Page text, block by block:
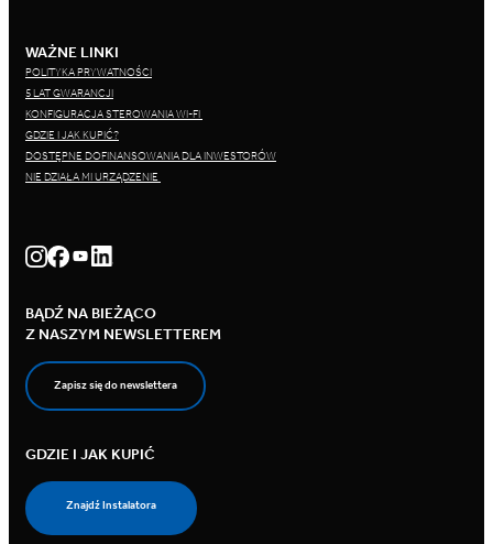
WAŻNE LINKI
POLITYKA PRYWATNOŚCI
5 LAT GWARANCJI
KONFIGURACJA STEROWANIA WI-FI
GDZIE I JAK KUPIĆ?
DOSTĘPNE DOFINANSOWANIA DLA INWESTORÓW
NIE DZIAŁA MI URZĄDZENIE
BĄDŹ NA BIEŻĄCO
Z NASZYM NEWSLETTEREM
Zapisz się do newslettera
GDZIE I JAK KUPIĆ
Znajdź Instalatora